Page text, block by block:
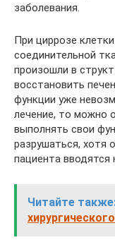
заболевания.
При циррозе
соединительной
произошли в
восстановить
функции уже
лечение, то можно
выполнять свои
разрушаться, хотя
пациента
Читайте